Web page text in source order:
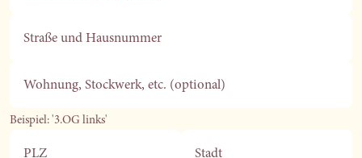
Straße und Hausnummer
Wohnung, Stockwerk, etc. (optional)
Beispiel: '3.OG links'
PLZ Stadt